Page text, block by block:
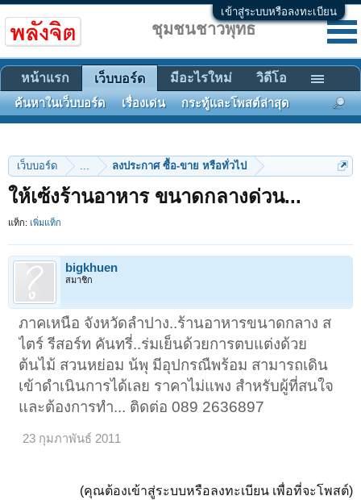
เข้าสู่ระบบหรือลงทะเบียน
เว็บบอร์ด ... ลงประกาศ ซื้อ-ขาย หรือทั่วไป
ให้เซ้งร้านอาหาร ขนาดกลางด่วน...
แท็ก: เพิ่มแท็ก
bigkhuen
สมาชิก
ภาคเหนือ จังหวัดลำปาง..ร้านอาหารขนาดกลาง ส
ไตร์ รีสอร์ท คันทรี่..ร่มเย็นด้วยการตบแต่งด้วย
ต้นไม้ สวนหย่อม น้พุ มีอุปกรณืพร้อม สามารถเดิน
เข้าดำเนินการได้เลย ราคาไม่แพง สำหรับผู้ที่สนใจ
และต้องการทำ... ติดต่อ 089 2636897
23 กุมภาพันธ์ 2011
(คุณต้องเข้าสู่ระบบหรือลงทะเบียน เพื่อที่จะโพสต์)
ชุมชนชาวพุทธ
หน้าแรก เว็บบอร์ด
ค้นหาในเว็บบอร์ด เรื่องเด่น กระทู้และโพสต์ล่าสุด
มีอะไรใหม่ วิดีโอ